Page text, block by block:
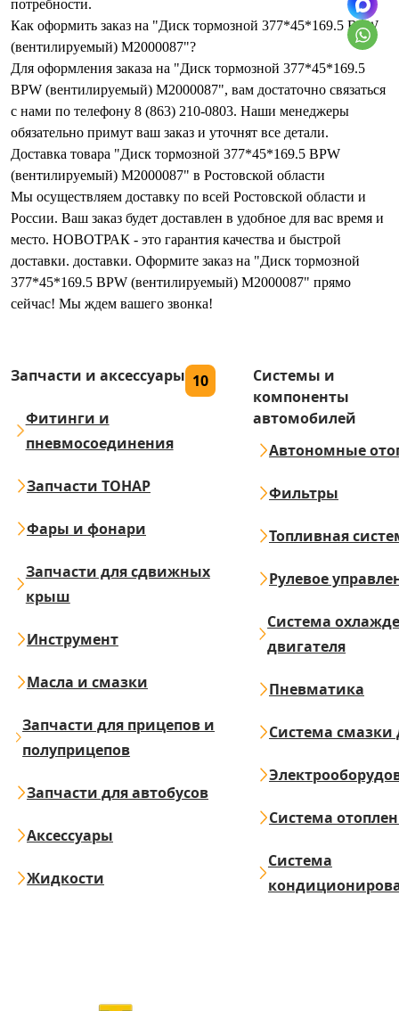
потребности.
Как оформить заказ на "Диск тормозной 377*45*169.5 BPW
(вентилируемый) M2000087"?
Для оформления заказа на "Диск тормозной 377*45*169.5
BPW (вентилируемый) M2000087", вам достаточно связаться
с нами по телефону 8 (863) 210-0803. Наши менеджеры
обязательно примут ваш заказ и уточнят все детали.
Доставка товара "Диск тормозной 377*45*169.5 BPW
(вентилируемый) M2000087" в Ростовской области
Мы осуществляем доставку по всей Ростовской области и
России. Ваш заказ будет доставлен в удобное для вас время и
место. НОВОТРАК - это гарантия качества и быстрой
доставки. доставки. Оформите заказ на "Диск тормозной
377*45*169.5 BPW (вентилируемый) M2000087" прямо
сейчас! Мы ждем вашего звонка!
Запчасти и аксессуары 10
Фитинги и
пневмосоединения
Запчасти ТОНАР
Фары и фонари
Запчасти для сдвижных
крыш
Инструмент
Масла и смазки
Запчасти для прицепов и
полуприцепов
Запчасти для автобусов
Аксессуары
Жидкости
Системы и
компоненты
автомобилей
Автономные
Фильтры
Топливная
Рулевое
Система
двигателя
Пневматика
Система смазки
Система
Система